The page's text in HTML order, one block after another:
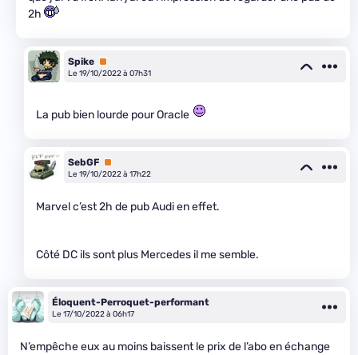
2h
Spike Premium
Le 19/10/2022 à 07h31
La pub bien lourde pour Oracle
SebGF Premium
Le 19/10/2022 à 17h22
Marvel c’est 2h de pub Audi en effet.
Côté DC ils sont plus Mercedes il me semble.
Éloquent-Perroquet-performant
Le 17/10/2022 à 06h17
N’empêche eux au moins baissent le prix de l’abo en échange